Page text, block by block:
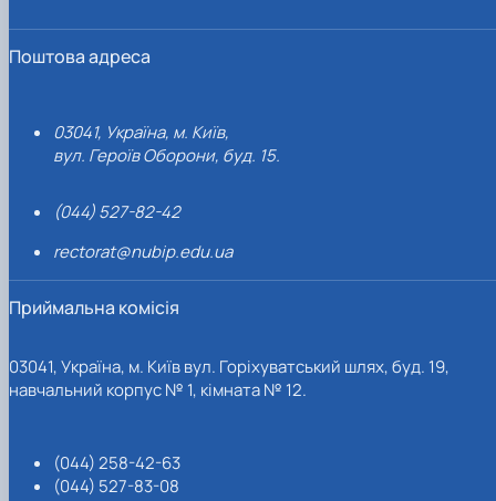
Поштова адреса
03041, Україна, м. Київ,
вул. Героїв Оборони, буд. 15.
(044) 527-82-42
rectorat@nubip.edu.ua
Приймальна комісія
03041, Україна, м. Київ вул. Горіхуватський шлях, буд. 19,
навчальний корпус № 1, кімната № 12.
(044) 258-42-63
(044) 527-83-08